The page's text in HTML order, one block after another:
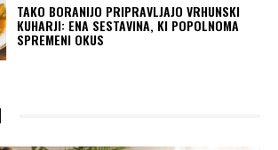
TAKO BORANIJO PRIPRAVLJAJO VRHUNSKI
KUHARJI: ENA SESTAVINA, KI POPOLNOMA
SPREMENI OKUS